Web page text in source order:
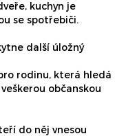
kuchyn je
se spotřebiči.
další úložný
rodinu, která hledá
občanskou
do něj vnesou